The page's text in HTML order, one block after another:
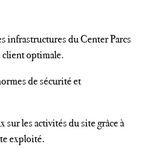
infrastructures du Center Parcs
optimale.
de sécurité et
sur les activités du site grâce à
exploité.